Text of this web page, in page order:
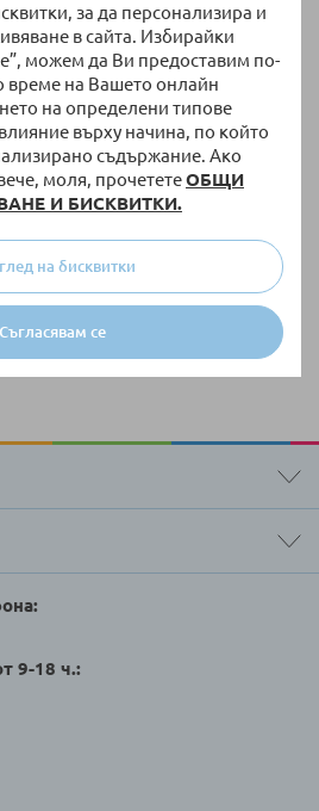
за да персонализира и
в сайта. Избирайки
можем да Ви предоставим по-
време на Вашето онлайн
на определени типове
върху начина, по който
съдържание. Ако
моля, прочететеОБЩИ
И БИСКВИТКИ.
Съгласявам се
на бисквитки
на връщане без допълнителни
51,13 € / 100,00 лв. с тегло до 10
от оригинални продукти винаги
работни дни на налична стока
9-18 ч.: